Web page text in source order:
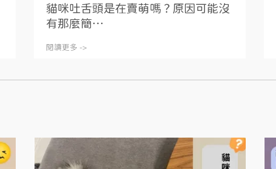
貓咪吐舌頭是在賣萌嗎？原因可能沒
有那麼簡⋯
閱讀更多 ->